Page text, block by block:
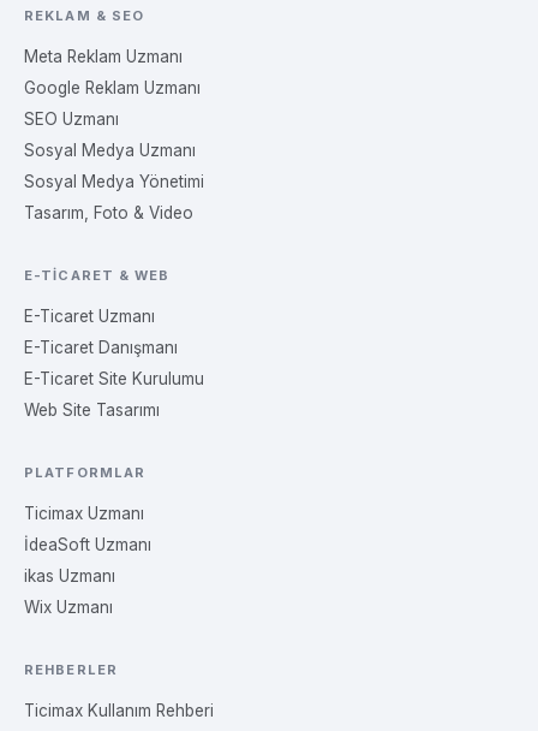
REKLAM & SEO
Meta Reklam Uzmanı
Google Reklam Uzmanı
SEO Uzmanı
Sosyal Medya Uzmanı
Sosyal Medya Yönetimi
Tasarım, Foto & Video
E-TICARET & WEB
E-Ticaret Uzmanı
E-Ticaret Danışmanı
E-Ticaret Site Kurulumu
Web Site Tasarımı
PLATFORMLAR
Ticimax Uzmanı
İdeaSoft Uzmanı
ikas Uzmanı
Wix Uzmanı
REHBERLER
Ticimax Kullanım Rehberi